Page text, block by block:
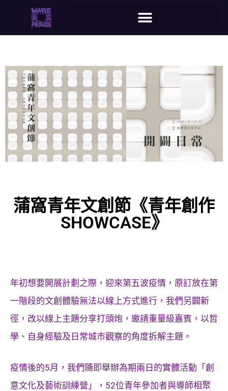
蒲窩青年文創節《青年創作
SHOWCASE》
年初想要開展計劃之際，迎來第五波疫情，原訂放在第
一階段的文創體驗無法以線上方式進行，我們另闢新
徑，改以線上主題分享打頭炮，邀請重量級嘉賓，以哲
學、自身經驗及日常城市觀察的角度拆解主題。
疫情後的5月，我們隨即舉辦為期兩日的實體活動「創
意文化及藝術訓練營」，52位青年參加者與導師相聚